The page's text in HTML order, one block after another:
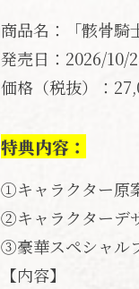
商品名：「骸骨
発売日：2026/10/
価格（税抜）：
特典内容：
①キャラクター原
②キャラクターデ
③豪華スペシャル
【内容】